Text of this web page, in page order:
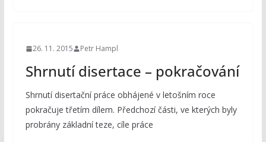
26. 11. 2015 Petr Hampl
Shrnutí disertace – pokračování
Shrnutí disertační práce obhájené v letošním roce
pokračuje třetím dílem. Předchozí části, ve kterých byly
probrány základní teze, cíle práce